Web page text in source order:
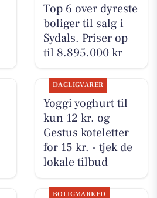
Top 6 over dyreste
boliger til salg i
Sydals. Priser op
til 8.895.000 kr
DAGLIGVARER
Yoggi yoghurt til
kun 12 kr. og
Gestus koteletter
for 15 kr. - tjek de
lokale tilbud
BOLIGMARKED